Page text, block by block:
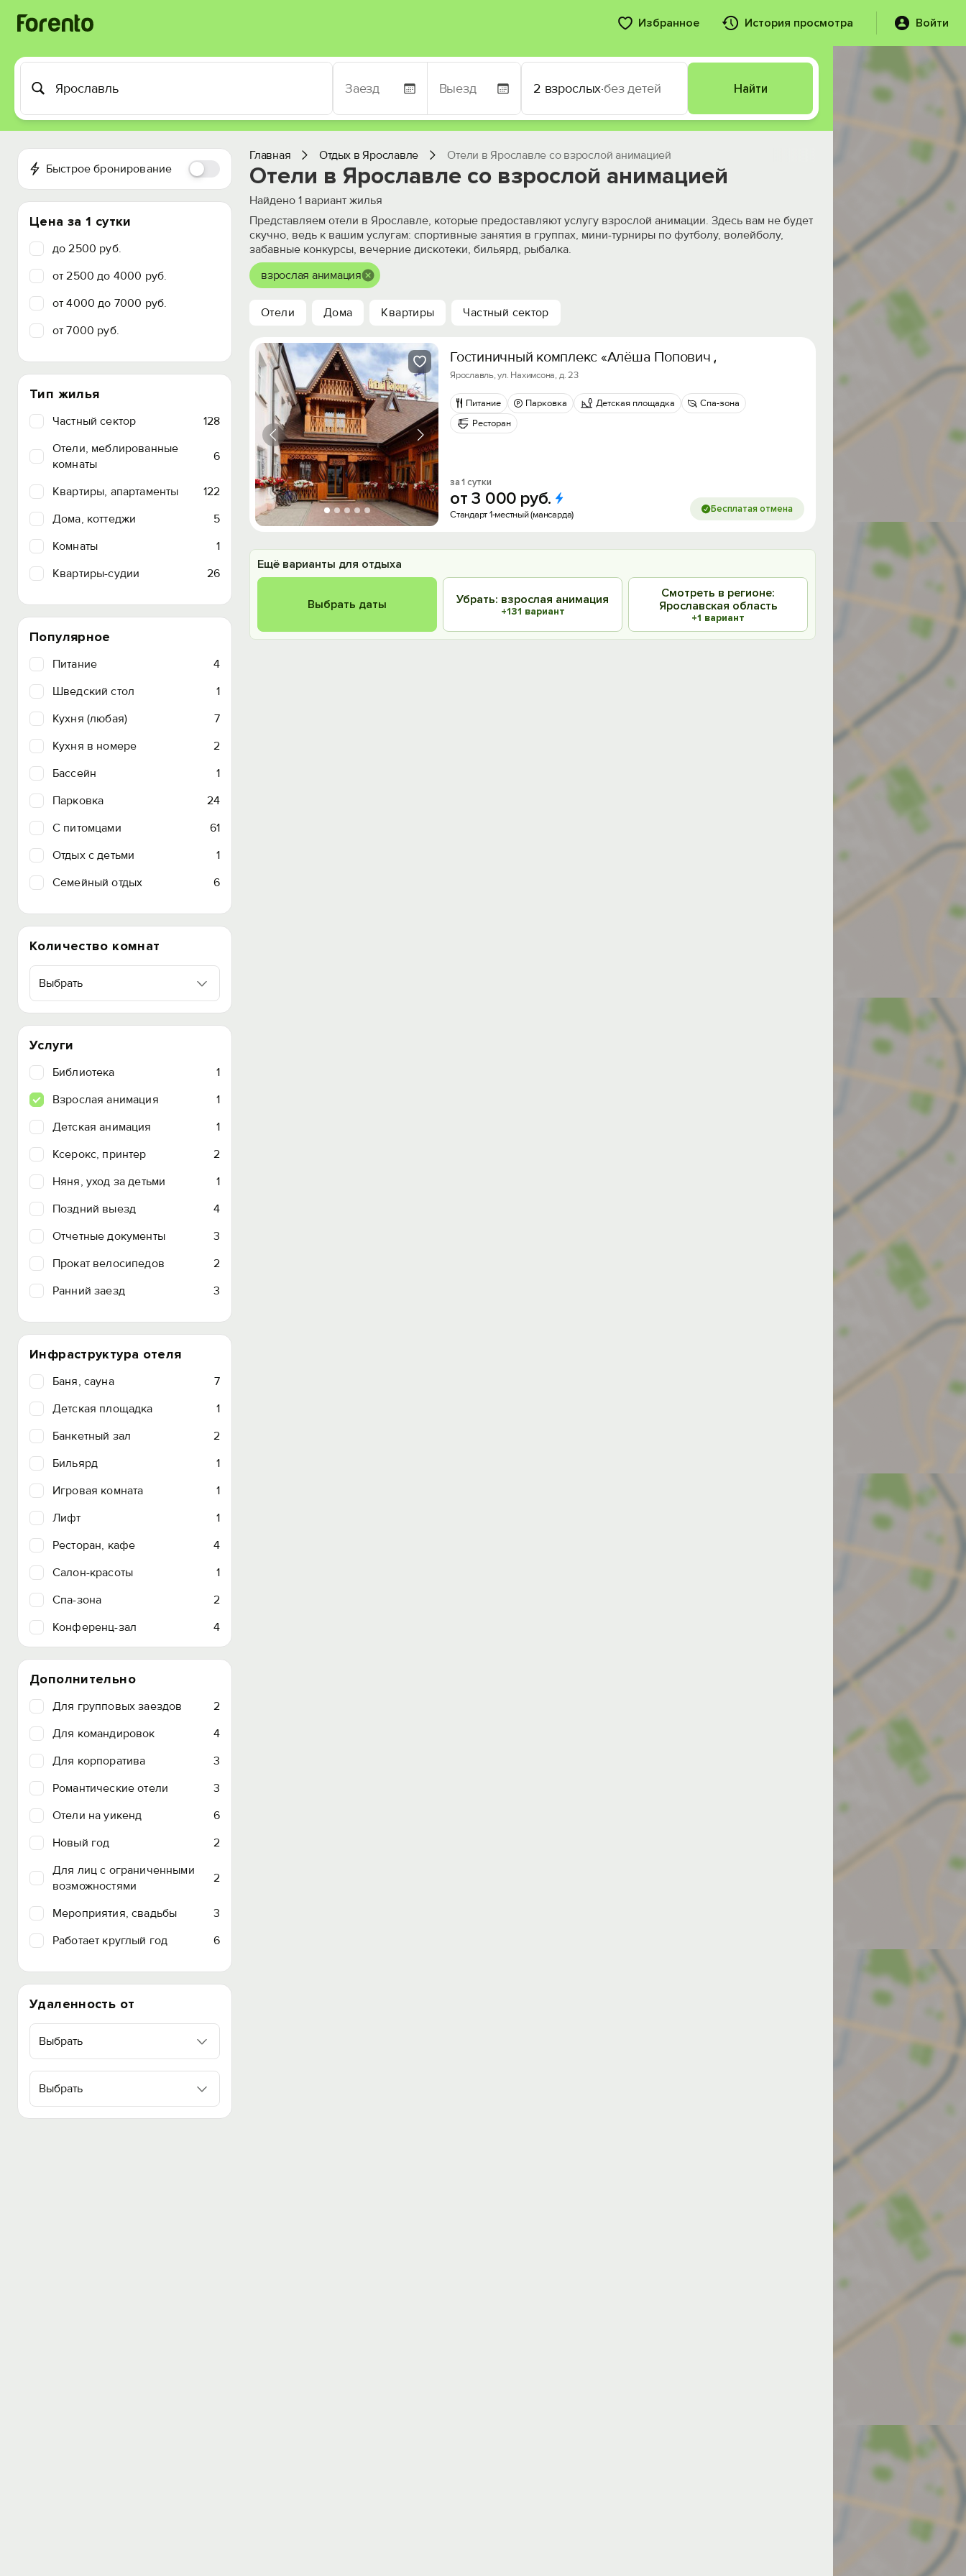
Избранное История просмотра Войти
2 взрослых·без детей Найти
Быстрое бронирование
Цена за 1 сутки
до 2500 руб.
от 2500 до 4000 руб.
от 4000 до 7000 руб.
от 7000 руб.
Тип жилья
Частный сектор
128
Отели, меблированные
комнаты
6
Квартиры, апартаменты
122
Дома, коттеджи
5
Комнаты
1
Квартиры-судии
26
Популярное
Питание
4
Шведский стол
1
Кухня (любая)
7
Кухня в номере
2
Бассейн
1
Парковка
24
C питомцами
61
Отдых с детьми
1
Семейный отдых
6
Количество комнат
Выбрать
Услуги
Библиотека
1
Взрослая анимация
1
Детская анимация
1
Ксерокс, принтер
2
Няня, уход за детьми
1
Поздний выезд
4
Отчетные документы
3
Прокат велосипедов
2
Ранний заезд
3
Инфраструктура отеля
Баня, сауна
7
Детская площадка
1
Банкетный зал
2
Бильярд
1
Игровая комната
1
Лифт
1
Ресторан, кафе
4
Салон-красоты
1
Спа-зона
2
Конференц-зал
4
Дополнительно
Для групповых заездов
2
Для командировок
4
Для корпоратива
3
Романтические отели
3
Отели на уикенд
6
Новый год
2
Для лиц с ограниченными
возможностями
2
Мероприятия, свадьбы
3
Работает круглый год
6
Удаленность от
Выбрать
Выбрать
Главная Отдых в Ярославле Отели в Ярославле со взрослой анимацией
Отели в Ярославле со взрослой анимацией
Найдено 1 вариант жилья
Представляем отели в Ярославле, которые предоставляют услугу взрослой анимации. Здесь вам не будет
скучно, ведь к вашим услугам: спортивные занятия в группах, мини-турниры по футболу, волейболу,
забавные конкурсы, вечерние дискотеки, бильярд, рыбалка.
взрослая анимация
Отели Дома Квартиры Частный сектор
Гостиничный комплекс «Алёша Попович Двор»
Ярославль, ул. Нахимсона, д. 23
Питание Парковка Детская площадка
Спа-зона
Ресторан
за 1 сутки
от3 000 руб.
Стандарт 1-местный (мансарда) Бесплатая отмена
Ещё варианты для отдыха
Выбрать даты Убрать: взрослая анимация
+131 вариант
Смотреть в регионе:
Ярославская область
+1 вариант